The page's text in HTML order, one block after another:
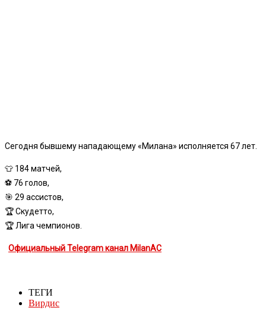
Сегодня бывшему нападающему «Милана» исполняется 67 лет.
👕 184 матчей,
⚽️ 76 голов,
🎯 29 ассистов,
🏆 Скудетто,
🏆 Лига чемпионов.
Официальный Telegram канал MilanAC
ТЕГИ
Вирдис